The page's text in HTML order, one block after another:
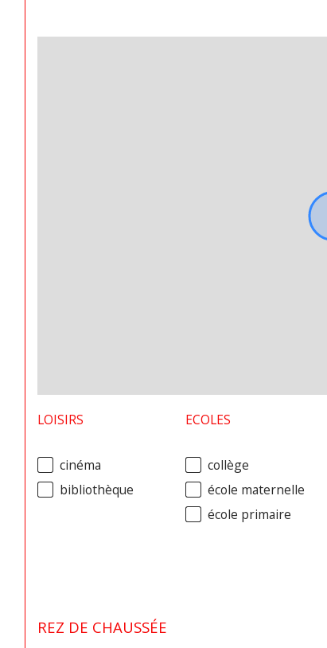
LOISIRS
cinéma
bibliothèque
ECOLES
collège
école maternelle
école primaire
REZ DE CHAUSSÉE